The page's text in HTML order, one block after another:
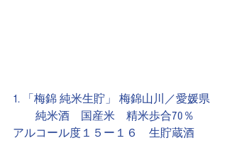
1. 「梅錦 純米生貯」 梅錦山川／愛媛県
純米酒　国産米　精米歩合70％
アルコール度１５ー１６　生貯蔵酒